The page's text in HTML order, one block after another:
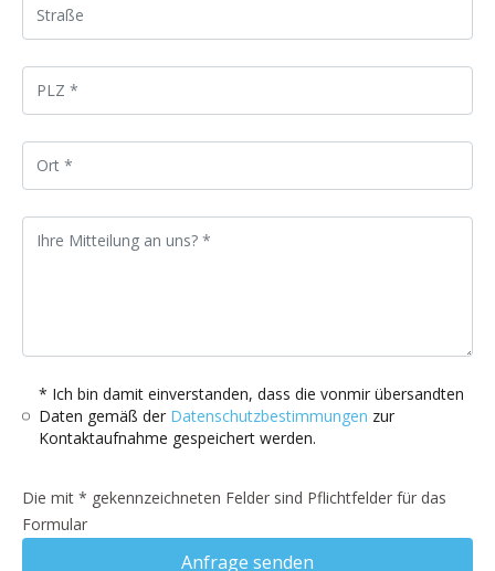
* Ich bin damit einverstanden, dass die vonmir übersandten
Daten gemäß der Datenschutzbestimmungen zur
Kontaktaufnahme gespeichert werden.
Die mit * gekennzeichneten Felder sind Pflichtfelder für das
Formular
Anfrage senden